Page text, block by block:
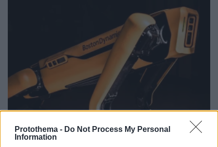
Protothema - Do Not Process My Personal
Information